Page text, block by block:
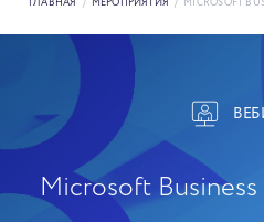
ГЛАВНАЯ / МЕРОПРИЯТИЯ / MICROSOFT
Microsoft